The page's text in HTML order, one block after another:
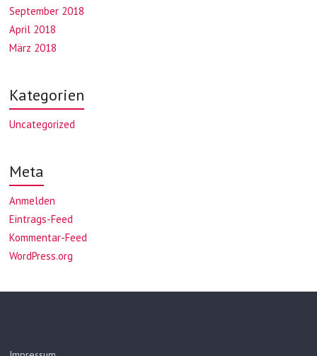
September 2018
April 2018
März 2018
Kategorien
Uncategorized
Meta
Anmelden
Eintrags-Feed
Kommentar-Feed
WordPress.org